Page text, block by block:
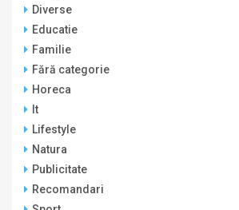
Diverse
Educatie
Familie
Fără categorie
Horeca
It
Lifestyle
Natura
Publicitate
Recomandari